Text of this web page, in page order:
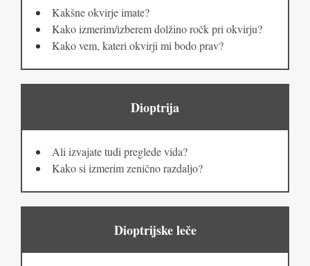
Kakšne okvirje imate?
Kako izmerim/izberem dolžino ročk pri okvirju?
Kako vem, kateri okvirji mi bodo prav?
Dioptrija
Ali izvajate tudi preglede vida?
Kako si izmerim zenično razdaljo?
Dioptrijske leče